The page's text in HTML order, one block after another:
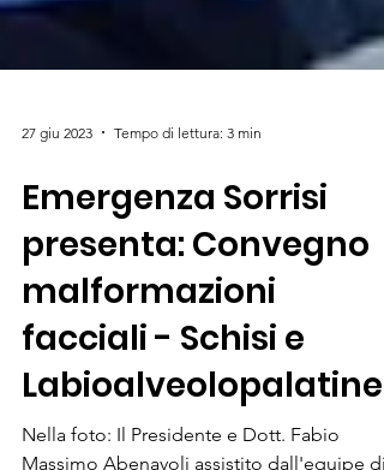
27 giu 2023 Tempo di lettura: 3 min
Emergenza Sorrisi
presenta: Convegno
malformazioni
facciali - Schisi e
Labioalveolopalatine